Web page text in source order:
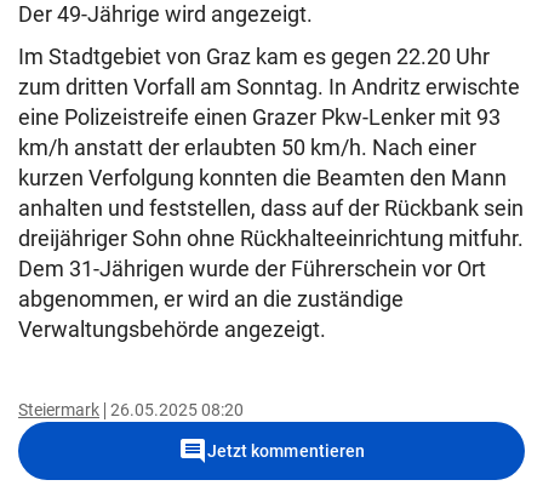
Der 49-Jährige wird angezeigt.
Im Stadtgebiet von Graz kam es gegen 22.20 Uhr
zum dritten Vorfall am Sonntag. In Andritz erwischte
eine Polizeistreife einen Grazer Pkw-Lenker mit 93
km/h anstatt der erlaubten 50 km/h. Nach einer
kurzen Verfolgung konnten die Beamten den Mann
anhalten und feststellen, dass auf der Rückbank sein
dreijähriger Sohn ohne Rückhalteeinrichtung mitfuhr.
Dem 31-Jährigen wurde der Führerschein vor Ort
abgenommen, er wird an die zuständige
Verwaltungsbehörde angezeigt.
Steiermark 26.05.2025 08:20
commentJetzt kommentieren